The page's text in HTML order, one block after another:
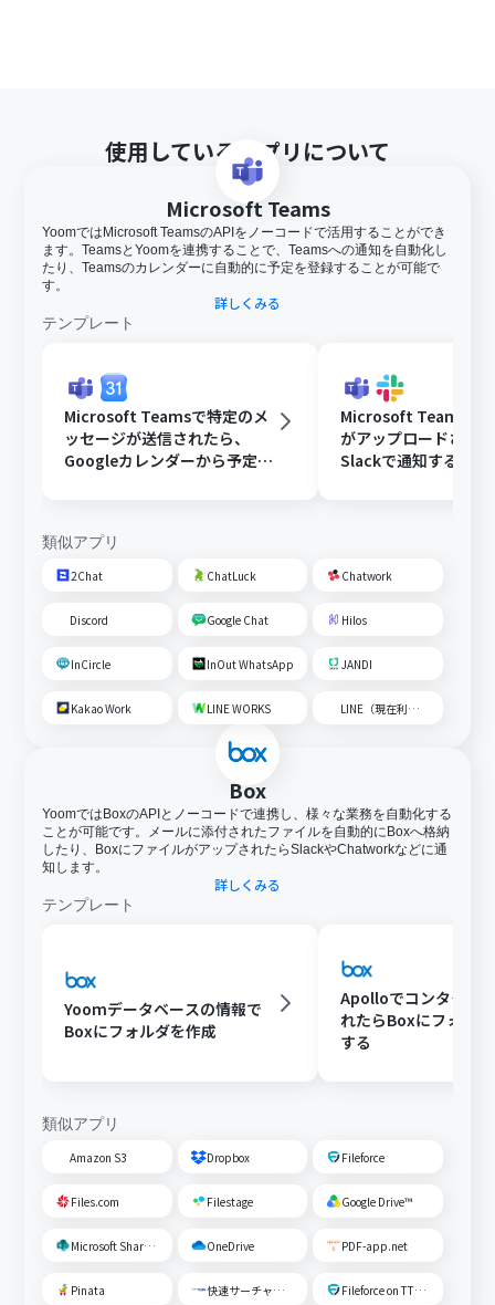
使用しているアプリについて
Microsoft Teams
YoomではMicrosoft TeamsのAPIをノーコードで活用することができ
ます。TeamsとYoomを連携することで、Teamsへの通知を自動化し
たり、Teamsのカレンダーに自動的に予定を登録することが可能で
す。
詳しくみる
テンプレート
Microsoft Teamsで特定のメ
ッセージが送信されたら、
Googleカレンダーから予定を
Microsoft Teamsに
がアップロードされ
Slackで通知する
類似アプリ
2Chat ChatLuck Chatwork
Discord Google Chat Hilos
InCircle InOut WhatsApp JANDI
Kakao Work LINE WORKS LINE（現在利用不可）
Box
YoomではBoxのAPIとノーコードで連携し、様々な業務を自動化する
ことが可能です。メールに添付されたファイルを自動的にBoxへ格納
したり、BoxにファイルがアップされたらSlackやChatworkなどに通
知します。
詳しくみる
テンプレート
Yoomデータベースの情報で
Boxにフォルダを作成
Apolloでコンタクト
れたらBoxにフォル
する
類似アプリ
Amazon S3 Dropbox Fileforce
Files.com Filestage Google Drive™
Microsoft SharePoint OneDrive PDF-app.net
Pinata 快速サーチャーGX Fileforce on TTS Cloud